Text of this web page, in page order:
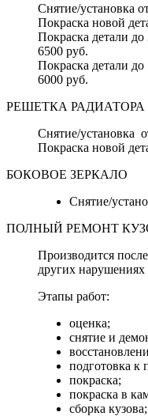
Снятие/установка
Покраска новой
Покраска детали
6500 руб.
Покраска детали
6000 руб.
РЕШЕТКА РАДИАТОРА
Снятие/установка
Покраска новой
БОКОВОЕ ЗЕРКАЛО
Снятие/
ПОЛНЫЙ РЕМОНТ
Производится
других нарушениях
Этапы работ:
оценка;
снятие и
подготовка к
покраска;
покраска в
сборка кузова;